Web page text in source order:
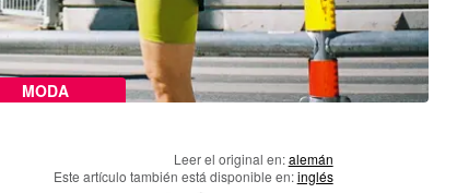
MODA
Leer el original en:alemán
Este artículo también está disponible en:inglés